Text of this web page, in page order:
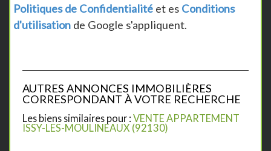
Politiques de Confidentialité et es Conditions
d'utilisation de Google s'appliquent.
AUTRES ANNONCES IMMOBILIÈRES
CORRESPONDANT À VOTRE RECHERCHE
Les biens similaires pour : VENTE APPARTEMENT
ISSY-LES-MOULINEAUX (92130)